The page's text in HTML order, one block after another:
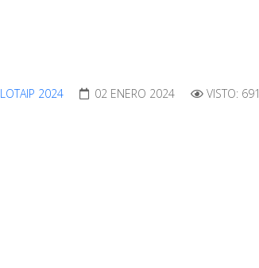
LOTAIP 2024 02 ENERO 2024 VISTO: 691